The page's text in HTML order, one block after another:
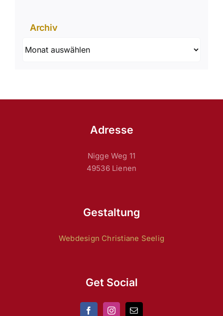
Archiv
Adresse
Nigge Weg 11
49536 Lienen
Gestaltung
Webdesign Christiane Seelig
Get Social